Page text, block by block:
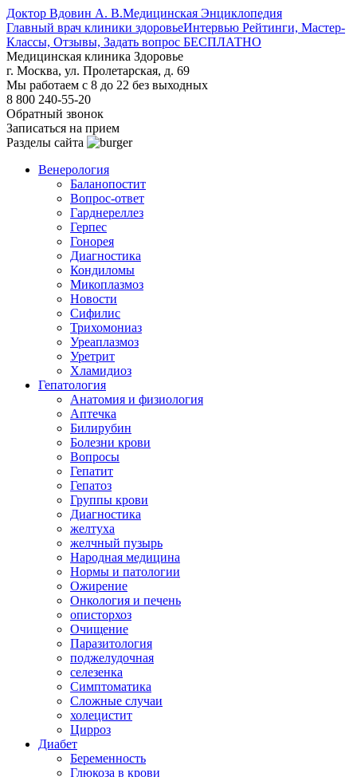
Доктор Вдовин А. В.Медицинская Энциклопедия
Главный врач клиники здоровьеИнтервью Рейтинги, Мастер-
Классы, Отзывы, Задать вопрос БЕСПЛАТНО
Медицинская клиника Здоровье
г. Москва, ул. Пролетарская, д. 69
Мы работаем с 8 до 22 без выходных
8 800 240-55-20
Обратный звонок
Записаться на прием
Разделы сайта
Венерология
Баланопостит
Вопрос-ответ
Гарднереллез
Герпес
Гонорея
Диагностика
Кондиломы
Микоплазмоз
Новости
Сифилис
Трихомониаз
Уреаплазмоз
Уретрит
Хламидиоз
Гепатология
Анатомия и физиология
Аптечка
Билирубин
Болезни крови
Вопросы
Гепатит
Гепатоз
Группы крови
Диагностика
желтуха
желчный пузырь
Народная медицина
Нормы и патологии
Ожирение
Онкология и печень
описторхоз
Очищение
Паразитология
поджелудочная
селезенка
Симптоматика
Сложные случаи
холецистит
Цирроз
Диабет
Беременность
Глюкоза в крови